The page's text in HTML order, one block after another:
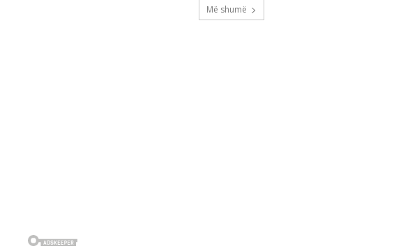
Më shumë